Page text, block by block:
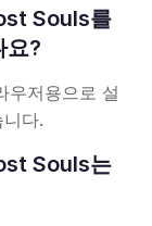
Souls를
요?
우저용으로 설
다.
Souls는